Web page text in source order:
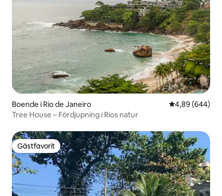
Boende i Rio de Janeiro 4,89 av 5 i
4,89 (644)
Tree House – Fördjupning i Rios natur
Gästfavorit
Gästfavorit